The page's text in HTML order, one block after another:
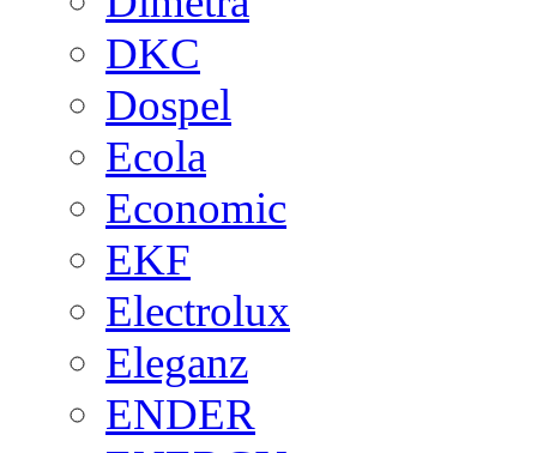
DKC
Dospel
Ecola
Economic
EKF
Electrolux
Eleganz
ENDER